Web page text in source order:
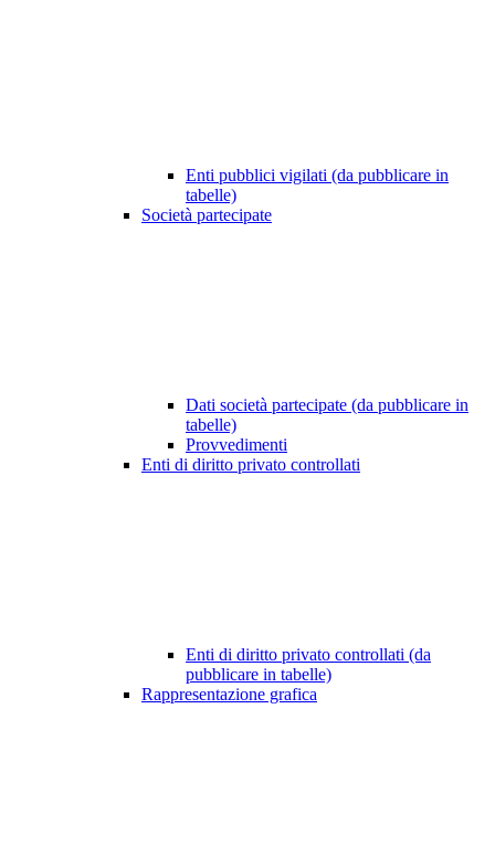
Enti pubblici vigilati (da pubblicare in
tabelle)
Società partecipate
Dati società partecipate (da pubblicare in
tabelle)
Provvedimenti
Enti di diritto privato controllati
Enti di diritto privato controllati (da
pubblicare in tabelle)
Rappresentazione grafica